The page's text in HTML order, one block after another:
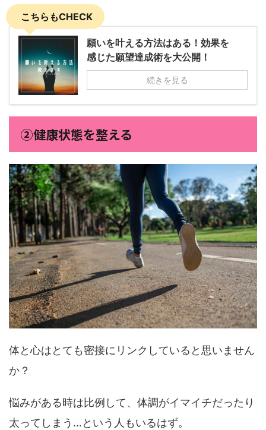
こちらもCHECK
願いを叶える方法はある！効果を
感じた願望達成術を大公開！
続きを見る
②健康状態を整える
体と心はとても密接にリンクしていると思いません
か？
悩みがある時は比例して、体調がイマイチだったり
太ってしまう…という人もいるはず。